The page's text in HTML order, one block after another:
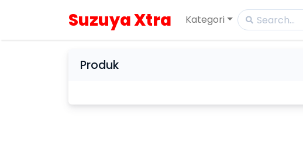
Suzuya Xtra Kategori
Produk